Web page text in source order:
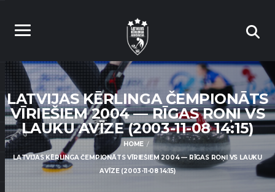
LATVIJAS KĒRLINGA ČEMPIONĀTS
VĪRIEŠIEM 2004 — RĪGAS ROŅI VS
LAUKU AVĪZE (2003-11-08 14:15)
HOME
LATVIJAS KĒRLINGA ČEMPIONĀTS VĪRIEŠIEM 2004 — RĪGAS ROŅI VS LAUKU
AVĪZE (2003-11-08 14:15)